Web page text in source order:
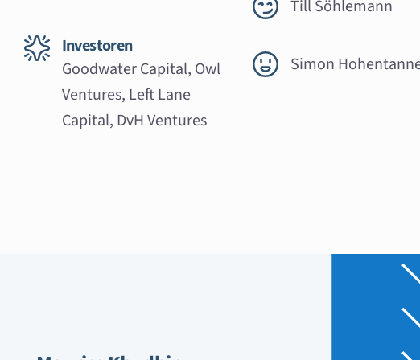
Investoren
Goodwater Capital, Owl
Ventures, Left Lane
Capital, DvH Ventures
Till Söhlemann
Simon